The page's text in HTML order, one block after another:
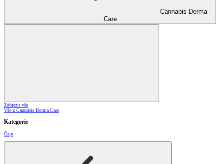
Cannabis Derma
Care
Zobrazit vše
Vše z Cannabis Derma Care
Kategorie
Čaje